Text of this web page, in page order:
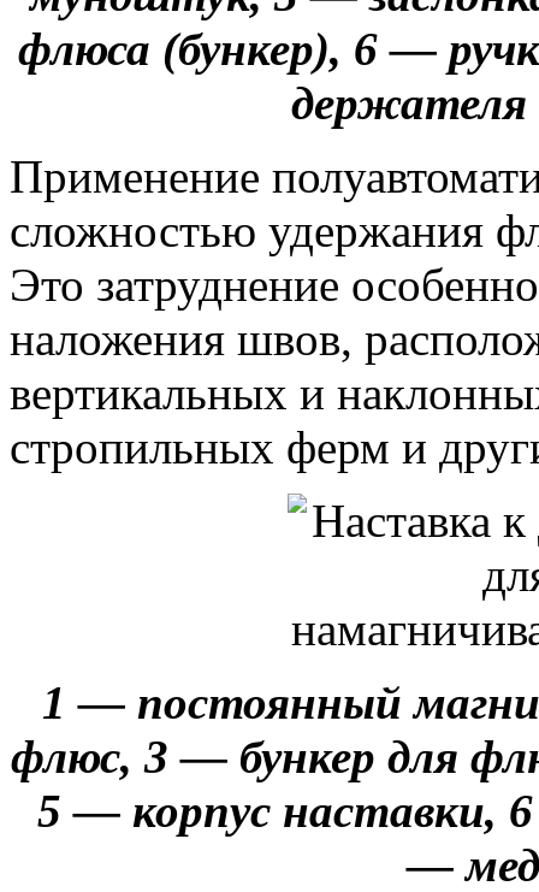
флюса (бункер), 6 —
держателя
Применение
сложностью удержания
Это затруднение
наложения швов,
вертикальных и
стропильных ферм и
1 — постоянный
флюс, 3 — бункер для
5 — корпус наставки,
—